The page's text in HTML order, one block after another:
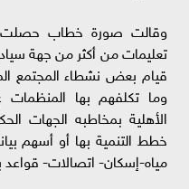
وقالت صورة خطاب
تعليمات من أكثر من جهة
قيام بعض نشطاء المجتمع
وما تكلفهم بها المنظمات
الأهلية بمخاطبه الجهات
خطط التنمية بها أو أسهم
مياه-إسكان- اتصالات- قواعد